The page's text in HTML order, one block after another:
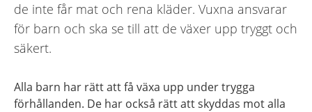
de inte får mat och rena kläder. Vuxna ansvarar
för barn och ska se till att de växer upp tryggt och
säkert.
Alla barn har rätt att få växa upp under trygga
förhållanden. De har också rätt att skyddas mot alla